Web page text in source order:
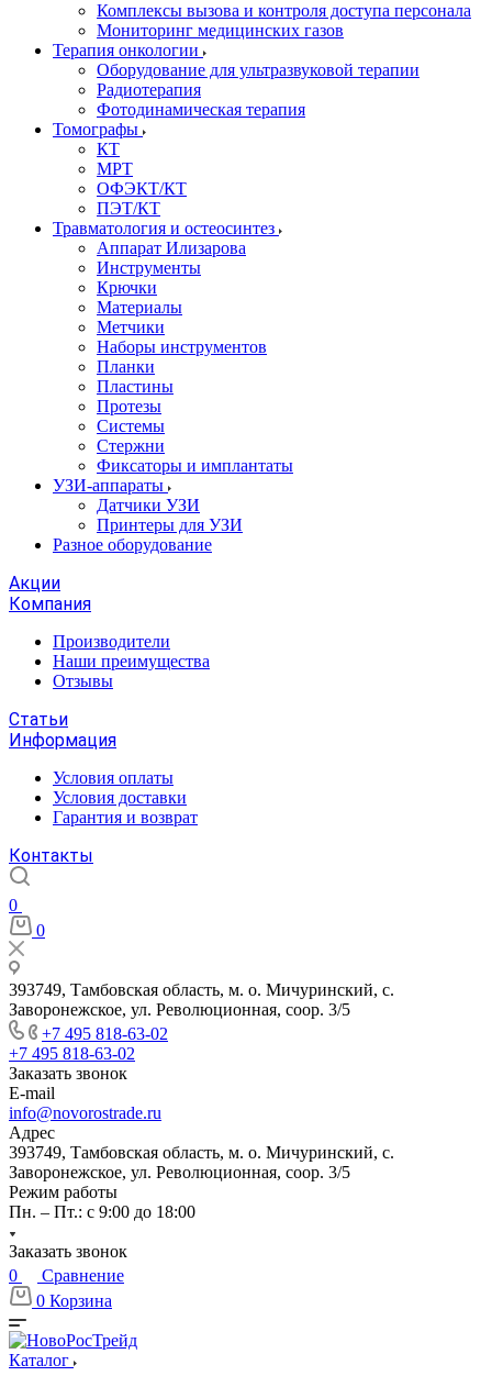
Комплексы вызова и контроля доступа персонала
Мониторинг медицинских газов
Терапия онкологии
Оборудование для ультразвуковой терапии
Радиотерапия
Фотодинамическая терапия
Томографы
КТ
МРТ
ОФЭКТ/КТ
ПЭТ/КТ
Травматология и остеосинтез
Аппарат Илизарова
Инструменты
Крючки
Материалы
Метчики
Наборы инструментов
Планки
Пластины
Протезы
Системы
Стержни
Фиксаторы и имплантаты
УЗИ-аппараты
Датчики УЗИ
Принтеры для УЗИ
Разное оборудование
Акции
Компания
Производители
Наши преимущества
Отзывы
Статьи
Информация
Условия оплаты
Условия доставки
Гарантия и возврат
Контакты
0
0
393749, Тамбовская область, м. о. Мичуринский, с.
Заворонежское, ул. Революционная, соор. 3/5
+7 495 818-63-02
+7 495 818-63-02
Заказать звонок
E-mail
info@novorostrade.ru
Адрес
393749, Тамбовская область, м. о. Мичуринский, с.
Заворонежское, ул. Революционная, соор. 3/5
Режим работы
Пн. – Пт.: с 9:00 до 18:00
Заказать звонок
0
Сравнение
0 Корзина
Каталог